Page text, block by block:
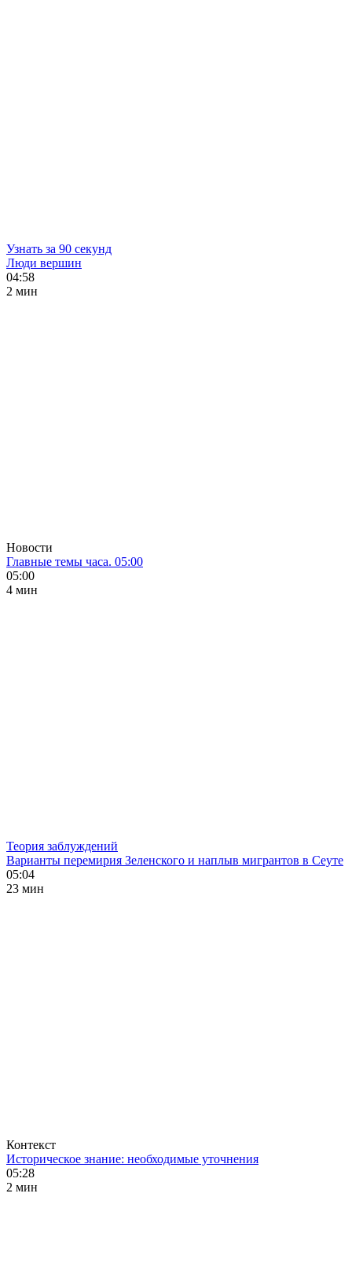
Узнать за 90 секунд
Люди вершин
04:58
2 мин
Новости
Главные темы часа. 05:00
05:00
4 мин
Теория заблуждений
Варианты перемирия Зеленского и наплыв мигрантов в Сеуте
05:04
23 мин
Контекст
Историческое знание: необходимые уточнения
05:28
2 мин